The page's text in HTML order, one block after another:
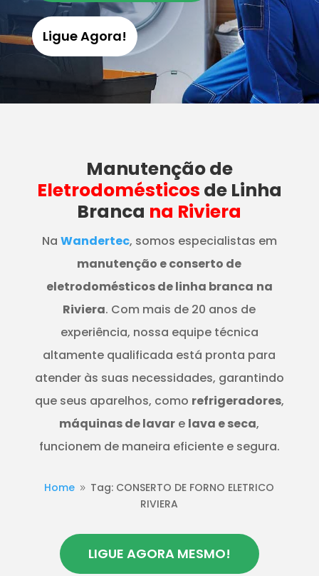
Ligue Agora!
Manutençãode
Eletrodomésticos de Linha
Branca na Riviera
Na Wandertec, somos especialistas em
manutenção e conserto de
eletrodomésticos de linha branca na
Riviera. Com mais de 20 anos de
experiência, nossa equipe técnica
altamente qualificada está pronta para
atender às suas necessidades, garantindo
que seus aparelhos, como refrigeradores,
máquinas de lavar e lava e seca,
funcionem de maneira eficiente e segura.
Home 9 Tag: CONSERTO DE FORNO ELETRICO
RIVIERA
LIGUE AGORA MESMO!